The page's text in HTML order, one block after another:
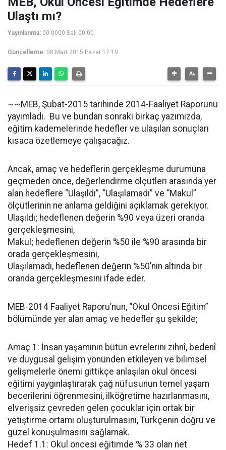
Ulaştı mı?
Yayınlanma: 00 0000 Salı 00:00
Güncelleme: 08 Mart 2015 Pazar 17:19
~~MEB, Şubat-2015 tarihinde 2014-Faaliyet Raporunu
yayımladı. Bu ve bundan sonraki birkaç yazımızda,
eğitim kademelerinde hedefler ve ulaşılan sonuçları
kısaca özetlemeye çalışacağız.
Ancak, amaç ve hedeflerin gerçekleşme durumuna
geçmeden önce, değerlendirme ölçütleri arasında yer
alan hedeflere “Ulaşıldı”, “Ulaşılamadı” ve “Makul”
ölçütlerinin ne anlama geldiğini açıklamak gerekiyor.
Ulaşıldı; hedeflenen değerin %90 veya üzeri oranda
gerçekleşmesini,
Makul; hedeflenen değerin %50 ile %90 arasında bir
orada gerçekleşmesini,
Ulaşılamadı, hedeflenen değerin %50’nin altında bir
oranda gerçekleşmesini ifade eder.
MEB-2014 Faaliyet Raporu’nun, “Okul Öncesi Eğitim”
bölümünde yer alan amaç ve hedefler şu şekilde;
Amaç 1: İnsan yaşamının bütün evrelerini zihnî, bedenî
ve duygusal gelişim yönünden etkileyen ve bilimsel
gelişmelerle önemi gittikçe anlaşılan okul öncesi
eğitimi yaygınlaştırarak çağ nüfusunun temel yaşam
becerilerini öğrenmesini, ilköğretime hazırlanmasını,
elverişsiz çevreden gelen çocuklar için ortak bir
yetiştirme ortamı oluşturulmasını, Türkçenin doğru ve
güzel konuşulmasını sağlamak.
Hedef 1.1: Okul öncesi eğitimde % 33 olan net